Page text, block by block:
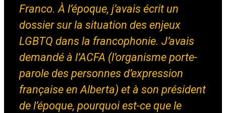
Franco. À l’époque, j’avais écrit un
dossier sur la situation des enjeux
LGBTQ dans la francophonie. J’avais
demandé à l’ACFA (l’organisme porte-
parole des personnes d’expression
française en Alberta) et à son président
de l’époque, pourquoi est-ce que le